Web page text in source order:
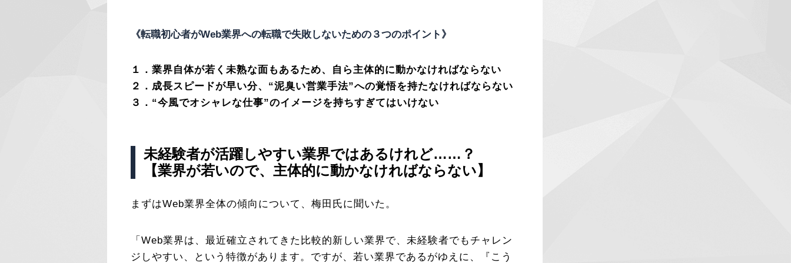
《転職初心者がWeb業界への転職で失敗しないための３つのポイント》
１．業界自体が若く未熟な面もあるため、自ら主体的に動かなければならない
２．成長スピードが早い分、“泥臭い営業手法”への覚悟を持たなければならない
３．“今風でオシャレな仕事”のイメージを持ちすぎてはいけない
未経験者が活躍しやすい業界ではあるけれど……？
【業界が若いので、主体的に動かなければならない】
まずはWeb業界全体の傾向について、梅田氏に聞いた。
「Web業界は、最近確立されてきた比較的新しい業界で、未経験者でもチャレン
ジしやすい、という特徴があります。ですが、若い業界であるがゆえに、『こう